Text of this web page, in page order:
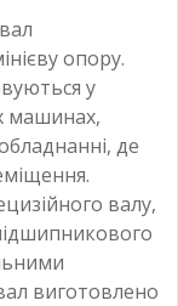
опору.
у
машинах,
де
валу,
виготовлено